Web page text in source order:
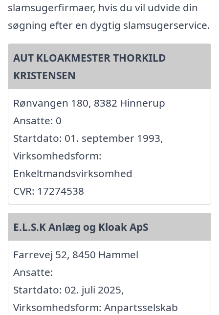
slamsugerfirmaer, hvis du vil udvide din
søgning efter en dygtig slamsugerservice.
AUT KLOAKMESTER THORKILD
KRISTENSEN
Rønvangen 180, 8382 Hinnerup
Ansatte: 0
Startdato: 01. september 1993,
Virksomhedsform:
Enkeltmandsvirksomhed
CVR: 17274538
E.L.S.K Anlæg og Kloak ApS
Farrevej 52, 8450 Hammel
Ansatte:
Startdato: 02. juli 2025,
Virksomhedsform: Anpartsselskab